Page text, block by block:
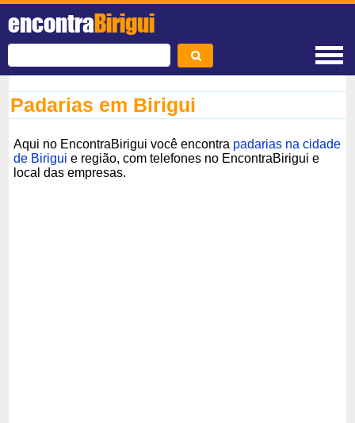
encontraBirigui
Padarias em Birigui
Aqui no EncontraBirigui você encontra padarias na cidade
de Birigui e região, com telefones no EncontraBirigui e
local das empresas.